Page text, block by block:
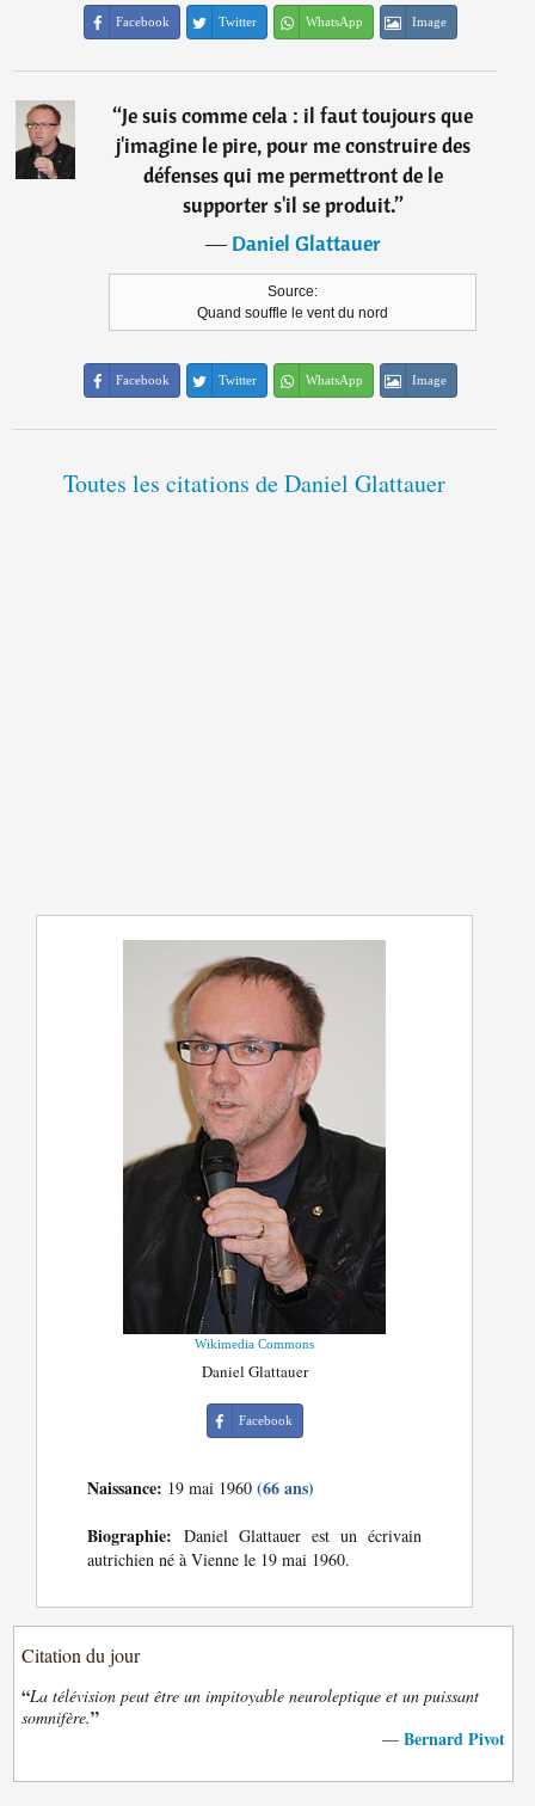
Facebook Twitter WhatsApp Image
“Je suis comme cela : il faut toujours que
j'imagine le pire, pour me construire des
défenses qui me permettront de le
supporter s'il se produit.”
―Daniel Glattauer
Source:
Quand souffle le vent du nord
Facebook Twitter WhatsApp Image
Toutes les citations de Daniel Glattauer
Wikimedia Commons
Daniel Glattauer
Facebook
Naissance: 19 mai 1960(66 ans)
Biographie: Daniel Glattauer est un écrivain
autrichien né à Vienne le 19 mai 1960.
Citation du jour
“La télévision peut être un impitoyable neuroleptique et un puissant
somnifère.”
— Bernard Pivot